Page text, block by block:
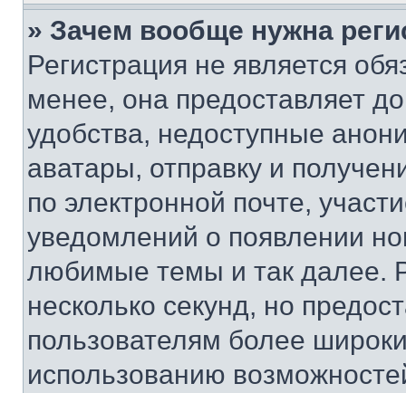
» Зачем вообще нужна
Регистрация не является
менее, она предоставляет
удобства, недоступные
аватары, отправку и
по электронной почте,
уведомлений о появлении
любимые темы и так далее.
несколько секунд, но
пользователям более
использованию